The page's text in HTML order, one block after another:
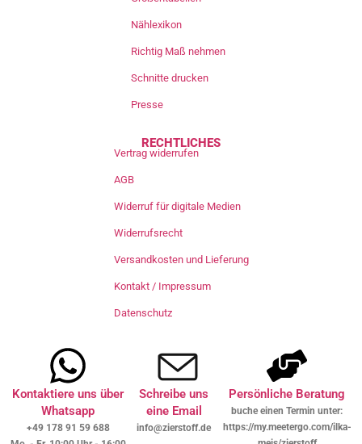
Nählexikon
Richtig Maß nehmen
Schnitte drucken
Presse
RECHTLICHES
Vertrag widerrufen
AGB
Widerruf für digitale Medien
Widerrufsrecht
Versandkosten und Lieferung
Kontakt / Impressum
Datenschutz
Kontaktiere uns über
Whatsapp
+49 178 91 59 688
Schreibe uns
eine Email
info@zierstoff.de
Persönliche Beratung
buche einen Termin unter:
https://my.meetergo.com/ilka-